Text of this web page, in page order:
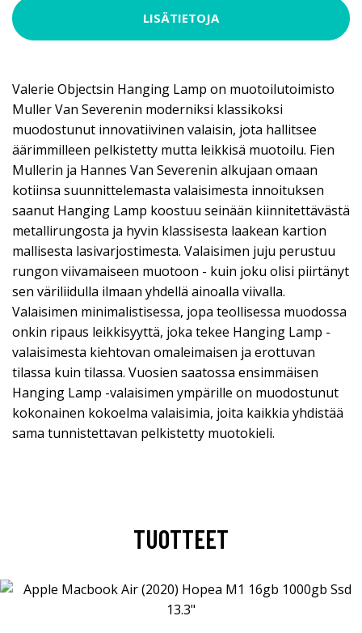
LISÄTIETOJA
Valerie Objectsin Hanging Lamp on muotoilutoimisto
Muller Van Severenin moderniksi klassikoksi
muodostunut innovatiivinen valaisin, jota hallitsee
äärimmilleen pelkistetty mutta leikkisä muotoilu. Fien
Mullerin ja Hannes Van Severenin alkujaan omaan
kotiinsa suunnittelemasta valaisimesta innoituksen
saanut Hanging Lamp koostuu seinään kiinnitettävästä
metallirungosta ja hyvin klassisesta laakean kartion
mallisesta lasivarjostimesta. Valaisimen juju perustuu
rungon viivamaiseen muotoon - kuin joku olisi piirtänyt
sen väriliidulla ilmaan yhdellä ainoalla viivalla.
Valaisimen minimalistisessa, jopa teollisessa muodossa
onkin ripaus leikkisyyttä, joka tekee Hanging Lamp -
valaisimesta kiehtovan omaleimaisen ja erottuvan
tilassa kuin tilassa. Vuosien saatossa ensimmäisen
Hanging Lamp -valaisimen ympärille on muodostunut
kokonainen kokoelma valaisimia, joita kaikkia yhdistää
sama tunnistettavan pelkistetty muotokieli.
TUOTTEET